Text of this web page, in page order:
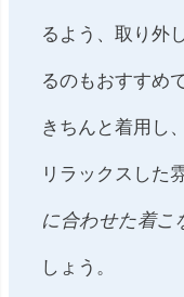
るよう、取り外
るのもおすすめ
きちんと着用し
リラックスした
に合わせた着こ
しょう。